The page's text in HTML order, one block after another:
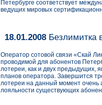
Петербурге соответствует
ведущих мировых
18.01.2008 Безлимитка
Оператор сотовой связи «Скай
проводимой для абонентов
лотереи, как и двух предыдущих,
планов оператора. Завершится
лотереи на данный момент очень
лояльности существующих